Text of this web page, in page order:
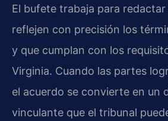
El bufete trabaja para
reflejen con precisión los
y que cumplan con los
Virginia. Cuando las partes
el acuerdo se convierte en un
vinculante que el tribunal